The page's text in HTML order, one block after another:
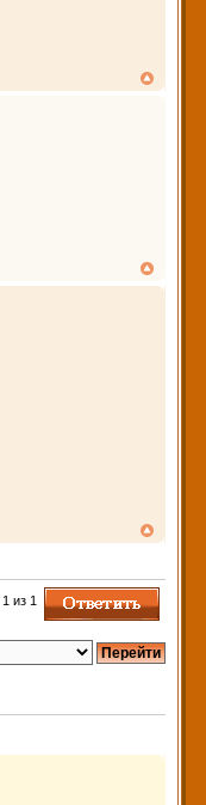
Ответить
1 из 1